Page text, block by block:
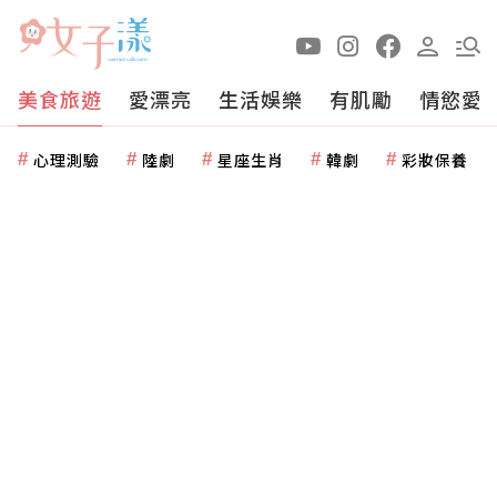
美食旅遊 愛漂亮 生活娛樂 有肌勵 情慾愛
心理測驗 陸劇 星座生肖 韓劇 彩妝保養